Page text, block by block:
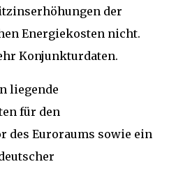
der
Energiekosten nicht.
Konjunkturdaten.
liegende
für den
des Euroraums sowie ein